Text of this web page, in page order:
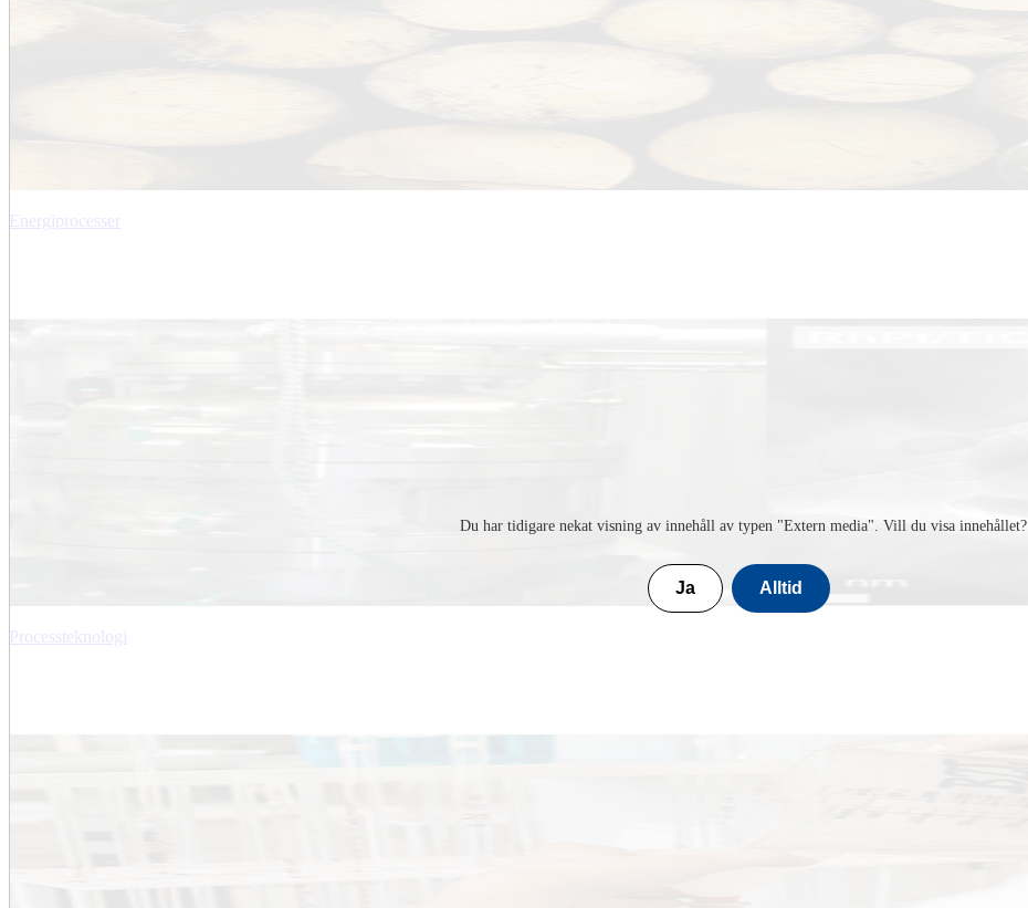
Du har tidigare nekat visning av innehåll av typen "Extern media". Vill du visa innehållet?
Ja Alltid
Energiprocesser
Processteknologi